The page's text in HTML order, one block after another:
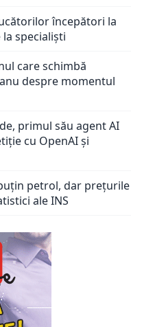
începători la
specialiști
care schimbă
despre momentul
primul său agent AI
cu OpenAI și
petrol, dar prețurile
ale INS